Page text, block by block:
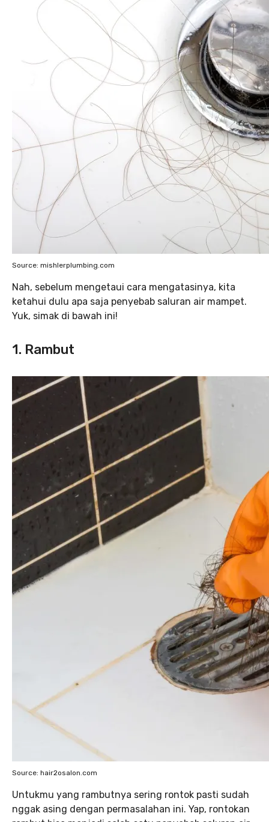
Source: mishlerplumbing.com
Nah, sebelum mengetaui cara mengatasinya, kita
ketahui dulu apa saja penyebab saluran air mampet.
Yuk, simak di bawah ini!
1. Rambut
Source: hair2osalon.com
Untukmu yang rambutnya sering rontok pasti sudah
nggak asing dengan permasalahan ini. Yap, rontokan